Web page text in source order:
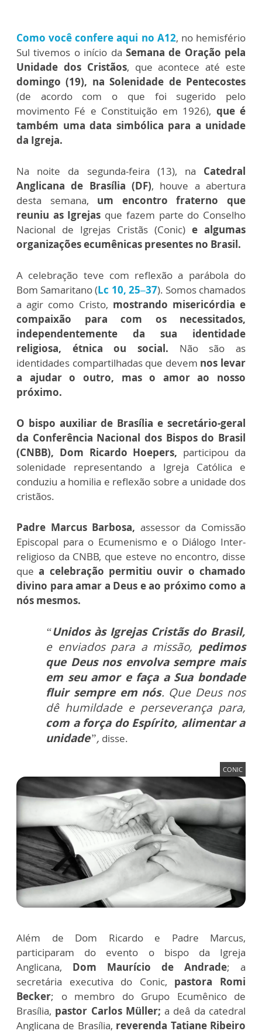
Como você confere aqui no A12, no hemisfério
Sul tivemos o início da Semana de Oração pela
Unidade dos Cristãos, que acontece até este
domingo (19), na Solenidade de Pentecostes
(de acordo com o que foi sugerido pelo
movimento Fé e Constituição em 1926), que é
também uma data simbólica para a unidade
da Igreja.
Na noite da segunda-feira (13), na Catedral
Anglicana de Brasília (DF), houve a abertura
desta semana, um encontro fraterno que
reuniu as Igrejas que fazem parte do Conselho
Nacional de Igrejas Cristãs (Conic) e algumas
organizações ecumênicas presentes no Brasil.
A celebração teve com reflexão a parábola do
Bom Samaritano (Lc 10, 25–37). Somos chamados
a agir como Cristo, mostrando misericórdia e
compaixão para com os necessitados,
independentemente da sua identidade
religiosa, étnica ou social. Não são as
identidades compartilhadas que devem nos levar
a ajudar o outro, mas o amor ao nosso
próximo.
O bispo auxiliar de Brasília e secretário-geral
da Conferência Nacional dos Bispos do Brasil
(CNBB), Dom Ricardo Hoepers, participou da
solenidade representando a Igreja Católica e
conduziu a homilia e reflexão sobre a unidade dos
cristãos.
Padre Marcus Barbosa, assessor da Comissão
Episcopal para o Ecumenismo e o Diálogo Inter-
religioso da CNBB, que esteve no encontro, disse
quea celebração permitiu ouvir o chamado
divino para amar a Deus e ao próximo como a
nós mesmos.
“Unidos às Igrejas Cristãs do Brasil,
e enviados para a missão, pedimos
que Deus nos envolva sempre mais
em seu amor e faça a Sua bondade
fluir sempre em nós. Que Deus nos
dê humildade e perseverança para,
com a força do Espírito, alimentar a
unidade”, disse.
CONIC
Além de Dom Ricardo e Padre Marcus,
participaram do evento o bispo da Igreja
Anglicana, Dom Maurício de Andrade; a
secretária executiva do Conic, pastora Romi
Becker; o membro do Grupo Ecumênico de
Brasília, pastor Carlos Müller; a deâ da catedral
Anglicana de Brasília, reverenda Tatiane Ribeiro